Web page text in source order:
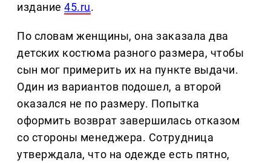
издание45.ru.
По словам женщины, она заказала два
детских костюма разного размера, чтобы
сын мог примерить их на пункте выдачи.
Один из вариантов подошел, а второй
оказался не по размеру. Попытка
оформить возврат завершилась отказом
со стороны менеджера. Сотрудница
утверждала, что на одежде есть пятно,